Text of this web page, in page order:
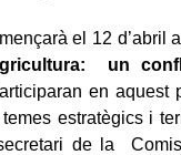
el 12 d’abril
un
en aquest
estratègics i
de la